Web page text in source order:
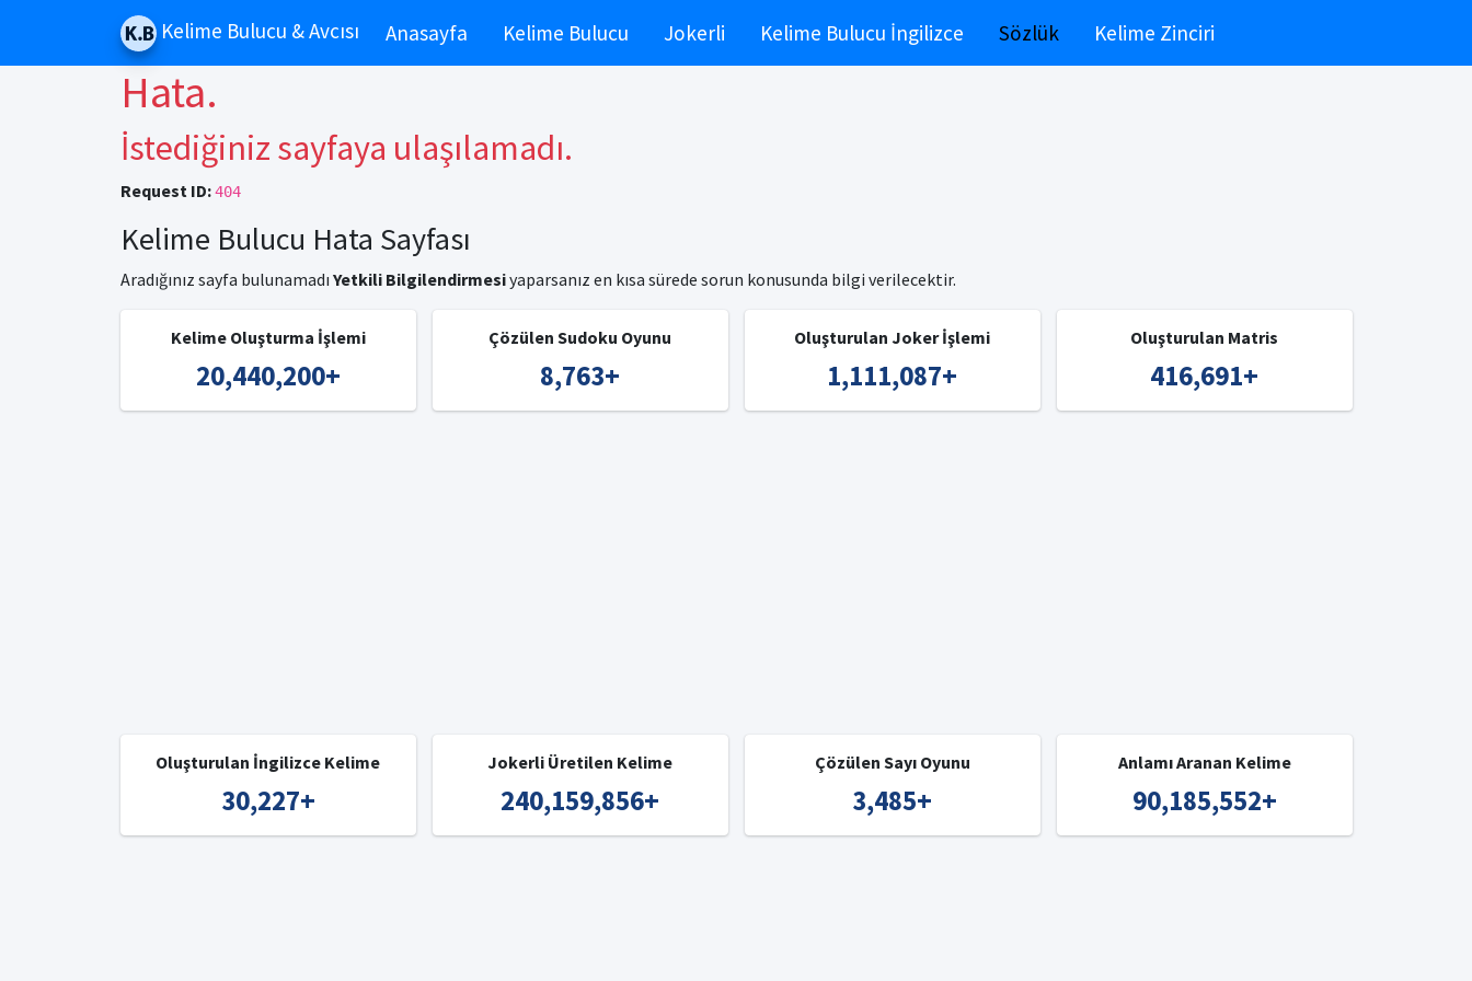
Kelime Bulucu & Avcısı Anasayfa Kelime Bulucu Jokerli Kelime Bulucu İngilizce Sözlük Kelime Zinciri
Hata.
İstediğiniz sayfaya ulaşılamadı.
Request ID: 404
Kelime Bulucu Hata Sayfası
Aradığınız sayfa bulunamadı Yetkili Bilgilendirmesiyaparsanız en kısa sürede sorun konusunda bilgi verilecektir.
Kelime Oluşturma İşlemi
20,440,200+
Çözülen Sudoku Oyunu
8,763+
Oluşturulan Joker İşlemi
1,111,087+
Oluşturulan Matris
416,691+
Oluşturulan İngilizce Kelime
30,227+
Jokerli Üretilen Kelime
240,159,856+
Çözülen Sayı Oyunu
3,485+
Anlamı Aranan Kelime
90,185,552+